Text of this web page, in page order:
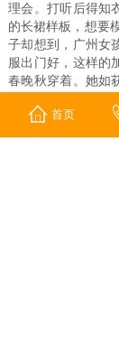
理会。打听后得知
的长裙样板，想要
子却想到，广州女
服出门好，这样的
春晚秋穿着。她如
不到一周，就全卖
首页